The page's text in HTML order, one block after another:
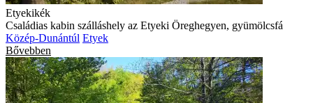
Etyekikék
Családias kabin szálláshely az Etyeki Öreghegyen, gyümölcsfá
Közép-Dunántúl Etyek
Bővebben